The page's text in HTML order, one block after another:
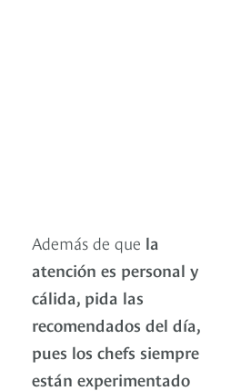
Además de que la
atención es personal y
cálida, pida las
recomendados del día,
pues los chefs siempre
están experimentado